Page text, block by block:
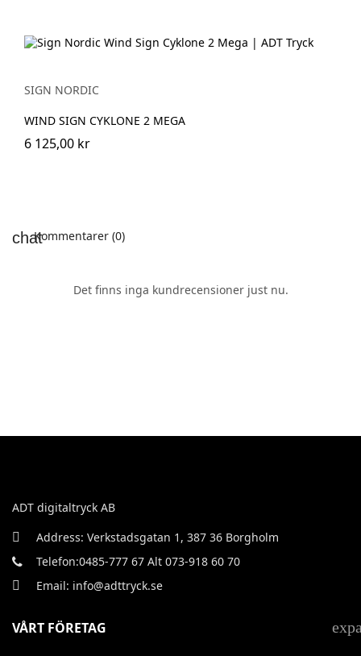
SIGN NORDIC
WIND SIGN CYKLONE 2 MEGA
6 125,00 kr
Kommentarer (0)
Det finns inga kundrecensioner just nu.
ADT digitaltryck AB
Address: Verkstadsgatan 1, 387 36 Borgholm
Telefon:0485-777 67 Alt 073-918 60 70
Email: info@adttryck.se
VÅRT FÖRETAG